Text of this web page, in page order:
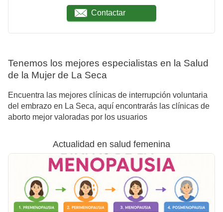
Contactar
Tenemos los mejores especialistas en la Salud
de la Mujer de La Seca
Encuentra las mejores clínicas de interrupción voluntaria
del embrazo en La Seca, aquí encontrarás las clínicas de
aborto mejor valoradas por los usuarios
Actualidad en salud femenina